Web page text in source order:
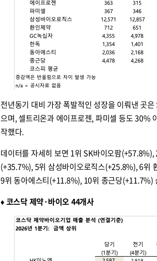
전년동기 대비 가장 폭발적인 성장을 이뤄낸 곳
으며, 셀트리온과 에이프로젠, 파미셀 등도 30%
작했다.
데이터를 자세히 보면 1위 SK바이오팜
(+35.7%), 5위 삼성바이오로직스(+25.8%), 6위
9위 동아에스티(+11.8%), 10위 종근당(+11.7%)
♦︎ 코스닥 제약·바이오 44개사